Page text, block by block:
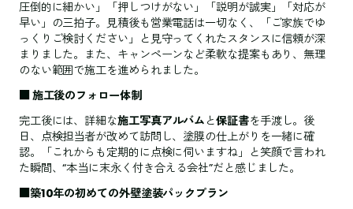
圧倒的に細かい」「押しつけがない」「説明が誠実」「対応が
早い」の三拍子。見積後も営業電話は一切なく、「ご家族でゆ
っくりご検討ください」と見守ってくれたスタンスに信頼が深
まりました。また、キャンペーンなど柔軟な提案もあり、無理
のない範囲で施工を進められました。
■ 施工後のフォロー体制
完工後には、詳細な施工写真アルバム と保証書を手渡し。後
日、点検担当者が改めて訪問し、塗膜の仕上がりを一緒に確
認。「これからも定期的に点検に伺いますね」と笑顔で言われ
た瞬間、“本当に末永く付き合える会社”だと感じました。
■築10年の初めての外壁塗装パックプラン